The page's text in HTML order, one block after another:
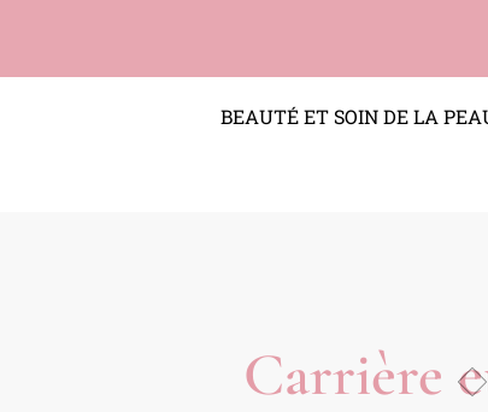
BEAUTÉ ET SOIN DE LA
Carrière